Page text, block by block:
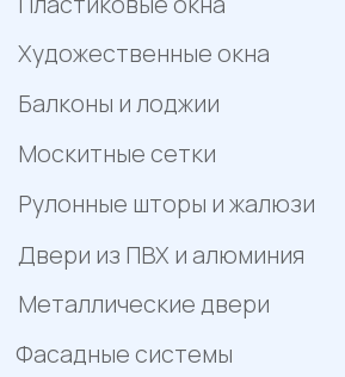
Покупателям
Отзывы
Работы
Гарантийное обслуживание
Ремонт окон и балконов
Политика конфиденциальности